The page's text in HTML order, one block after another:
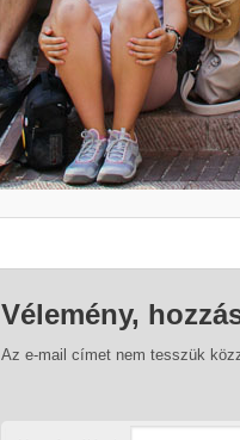
Vélemény,
Az e-mail címet nem tesszük